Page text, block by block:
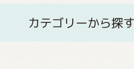
カテゴリーから探